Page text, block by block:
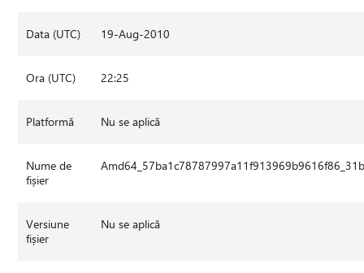
Data (UTC) 19-Aug-2010
Ora (UTC) 22:25
Platformă Nu se aplică
Nume de
fișier
Versiune
fișier
Nu se aplică